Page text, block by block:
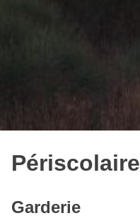
Périscolaire
Garderie